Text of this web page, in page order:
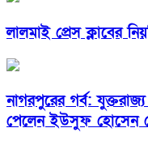
লালমাই প্রেস ক্লাবের
নাগরপুরের গর্ব:
পেলেন ইউসুফ হোসেন